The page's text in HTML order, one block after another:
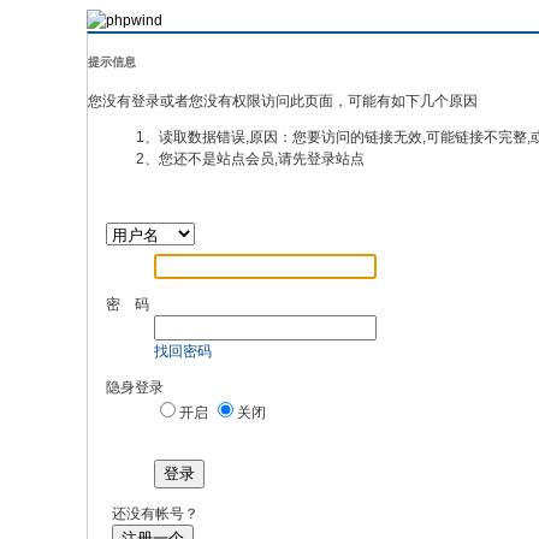
提示信息
您没有登录或者您没有权限访问此页面，可能有如下几个原因
1、读取数据错误,原因：您要访问的链接无效,可能链接不完整,
2、您还不是站点会员,请先登录站点
密 码
找回密码
隐身登录
开启
关闭
登录
还没有帐号？